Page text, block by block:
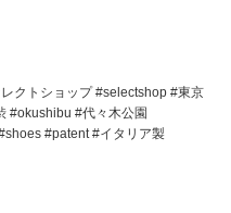
クトショップ #selectshop #東京
#okushibu #代々木公園
#patent #イタリア製